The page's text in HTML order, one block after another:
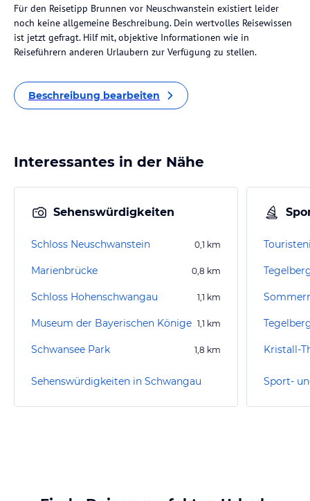
Für den Reisetipp Brunnen vor Neuschwanstein existiert leider
noch keine allgemeine Beschreibung. Dein wertvolles Reisewissen
ist jetzt gefragt. Hilf mit, objektive Informationen wie in
Reiseführern anderen Urlaubern zur Verfügung zu stellen.
Beschreibung bearbeiten
Interessantes in der Nähe
Sehenswürdigkeiten
Schloss Neuschwanstein 0,1 km
Marienbrücke 0,8 km
Schloss Hohenschwangau 1,1 km
Museum der Bayerischen Könige 1,1 km
Schwansee Park 1,8 km
Sehenswürdigkeiten in Schwangau
Kristall-